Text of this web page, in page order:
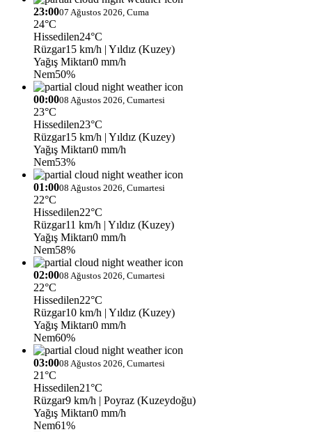
23:0007 Ağustos 2026, Cuma
24°C
Hissedilen24°C
Rüzgar15 km/h | Yıldız (Kuzey)
Yağış Miktarı0 mm/h
Nem50%
00:0008 Ağustos 2026, Cumartesi
23°C
Hissedilen23°C
Rüzgar15 km/h | Yıldız (Kuzey)
Yağış Miktarı0 mm/h
Nem53%
01:0008 Ağustos 2026, Cumartesi
22°C
Hissedilen22°C
Rüzgar11 km/h | Yıldız (Kuzey)
Yağış Miktarı0 mm/h
Nem58%
02:0008 Ağustos 2026, Cumartesi
22°C
Hissedilen22°C
Rüzgar10 km/h | Yıldız (Kuzey)
Yağış Miktarı0 mm/h
Nem60%
03:0008 Ağustos 2026, Cumartesi
21°C
Hissedilen21°C
Rüzgar9 km/h | Poyraz (Kuzeydoğu)
Yağış Miktarı0 mm/h
Nem61%